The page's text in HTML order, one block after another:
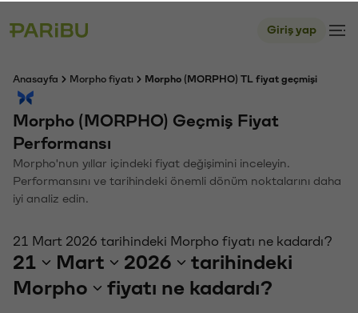
Giriş yap
Anasayfa Morpho fiyatı Morpho (MORPHO) TL fiyat geçmişi
Morpho (MORPHO) Geçmiş Fiyat
Performansı
Morpho'nun yıllar içindeki fiyat değişimini inceleyin.
Performansını ve tarihindeki önemli dönüm noktalarını daha
iyi analiz edin.
21 Mart 2026 tarihindeki Morpho fiyatı ne kadardı?
21 Mart 2026
tarihindeki
Morpho
fiyatı ne kadardı?